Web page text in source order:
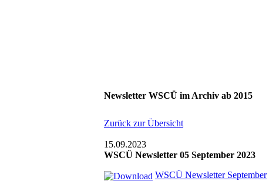
Newsletter WSCÜ im Archiv ab 2015
Zurück zur Übersicht
15.09.2023
WSCÜ Newsletter 05 September 2023
WSCÜ Newsletter September